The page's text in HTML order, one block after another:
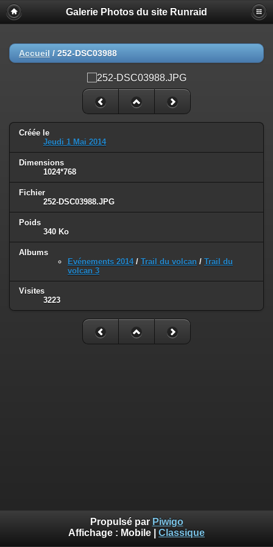
Galerie Photos du site Runraid
Accueil / 252-DSC03988
Créée le
Jeudi 1 Mai 2014
Dimensions
1024*768
Fichier
252-DSC03988.JPG
Poids
340 Ko
Albums
Evénements 2014/ Trail du volcan / Trail du
volcan 3
Visites
3223
Propulsé par Piwigo
Affichage : Mobile Classique